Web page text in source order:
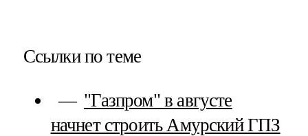
Ссылки по теме
"Газпром" в августе
начнет строить Амурский ГПЗ